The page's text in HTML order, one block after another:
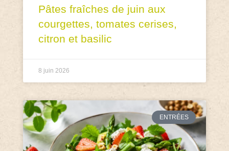
Pâtes fraîches de juin aux
courgettes, tomates cerises,
citron et basilic
8 juin 2026
ENTRÉES